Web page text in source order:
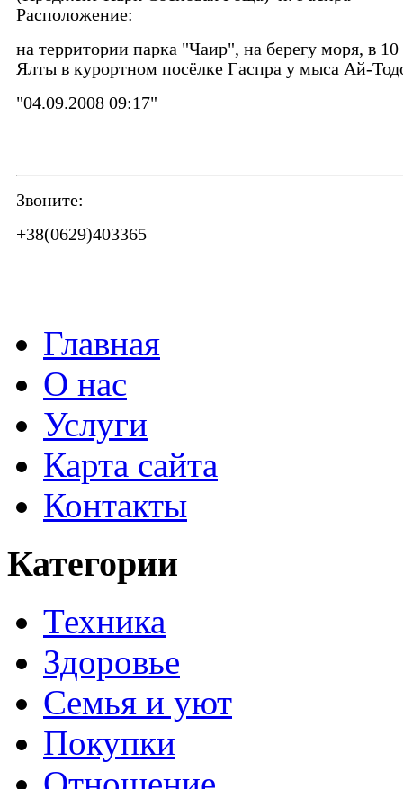
Расположение:
на территории парка "Чаир", на берегу моря, в
Ялты в курортном посёлке Гаспра у мыса Ай-
"04.09.2008 09:17"
Звоните:
+38(0629)403365
Главная
О нас
Услуги
Карта сайта
Контакты
Категории
Техника
Здоровье
Семья и уют
Покупки